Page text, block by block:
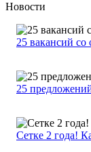
Новости
25 вакансий
25
Сетке 2 года!